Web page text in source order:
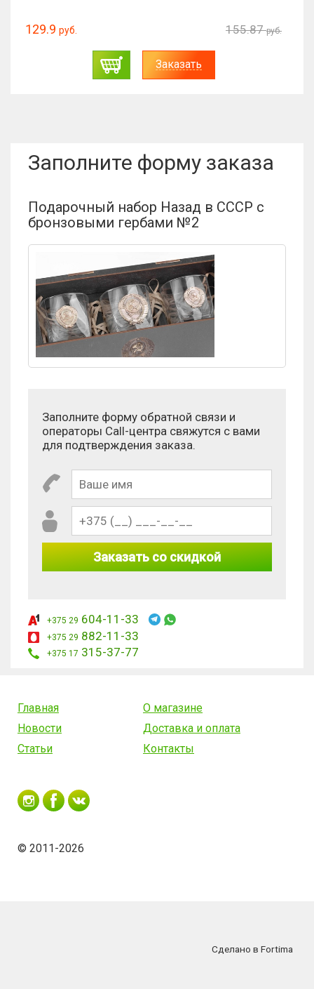
129.9 руб. 155.87 руб.
Заказать
Заполните форму заказа
Подарочный набор Назад в СССР с
бронзовыми гербами №2
Заполните форму обратной связи и
операторы Call-центра свяжутся с вами
для подтверждения заказа.
Заказать со скидкой
+375 29 604-11-33
+375 29 882-11-33
+375 17 315-37-77
Главная
О магазине
Новости
Доставка и оплата
Статьи
Контакты
© 2011-2026
Сделано в Fortima